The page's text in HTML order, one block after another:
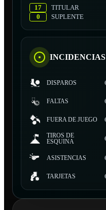
17
TITULAR
0
SUPLENTE
INCIDENCIAS
DISPAROS
FALTAS
FUERA DE JUEGO
TIROS DE
ESQUINA
ASISTENCIAS
TARJETAS